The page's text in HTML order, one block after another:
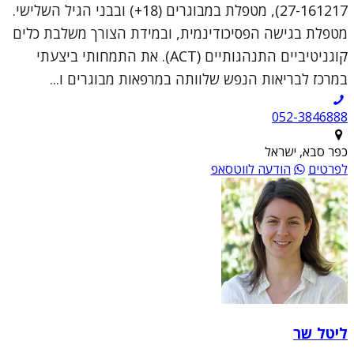
27-161217), מטפלת במבוגרים (18+) ובבני הגיל השלישי.
מטפלת בגישה הפסיכודינמית, ובמידת הצורך משלבת כלים
קוגניטיביים התנהגותיים (ACT). את התמחותי ביצעתי
במרכז לבריאות הנפש שלוותה במרפאות מבוגרים ו...
052-3846888
כפר סבא, ישראל
לפרטים
הודעה לווטסאפ
ליטל שר